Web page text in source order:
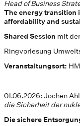
Head of Business
The energy transition
affordability and
Shared Session mit
Ringvorlesung
Veranstaltungsort: HM
01.06.2026: Jochen
die Sicherheit der
Die sichere